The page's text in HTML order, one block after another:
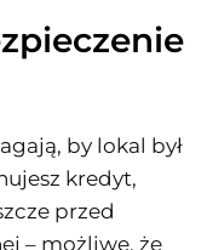
by lokal był
kredyt,
przed
– możliwe, że